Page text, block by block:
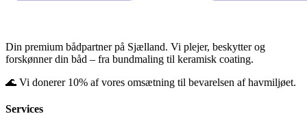
Din premium bådpartner på Sjælland. Vi plejer, beskytter og
forskønner din båd – fra bundmaling til keramisk coating.
🌊 Vi donerer 10% af vores omsætning til bevarelsen af havmiljøet.
Services